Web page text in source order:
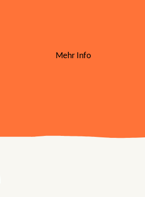
Mehr Info